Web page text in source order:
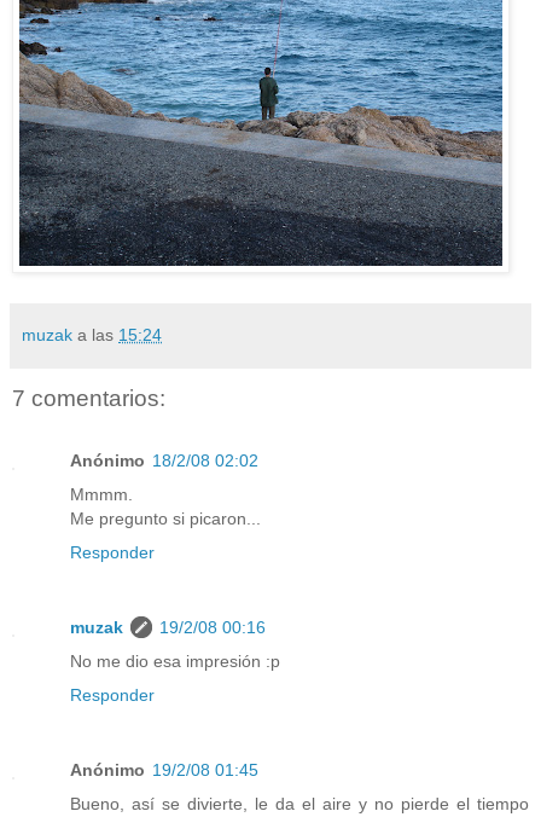
muzak a las 15:24
7 comentarios:
Anónimo 18/2/08 02:02
Mmmm.
Me pregunto si picaron...
Responder
muzak
19/2/08 00:16
No me dio esa impresión :p
Responder
Anónimo 19/2/08 01:45
Bueno, así se divierte, le da el aire y no pierde el tiempo